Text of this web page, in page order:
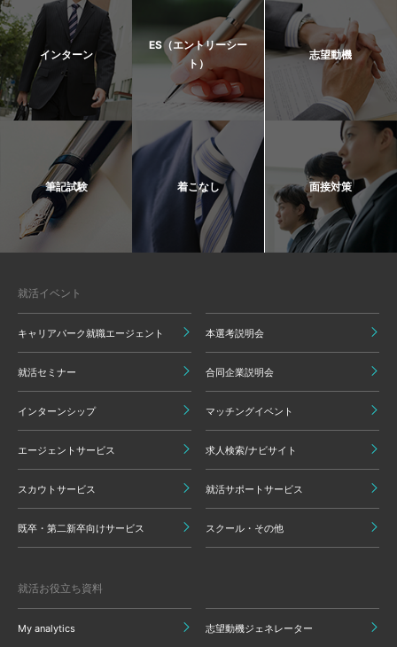
インターン
ES（エントリーシー
ト）
志望動機
筆記試験 着こなし 面接対策
就活イベント
キャリアパーク就職エージェント 本選考説明会
就活セミナー 合同企業説明会
インターンシップ マッチングイベント
エージェントサービス 求人検索/ナビサイト
スカウトサービス 就活サポートサービス
既卒・第二新卒向けサービス スクール・その他
就活お役立ち資料
My analytics 志望動機ジェネレーター